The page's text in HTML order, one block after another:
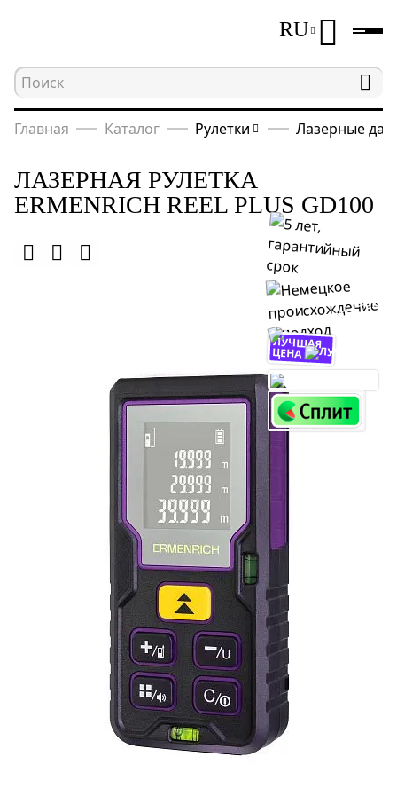
RU
Главная Каталог Рулетки Лазерные
ЛАЗЕРНАЯ РУЛЕТКА
ERMENRICH REEL PLUS GD100
ЛУЧШАЯ
ЦЕНА